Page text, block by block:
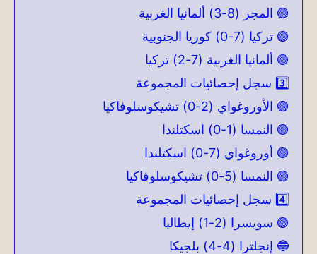
🟢 المجر (8-3) ألمانيا الغربية
🟢 تركيا (7-0) كوريا الجنوبية
🟢 ألمانيا الغربية (7-2) تركيا
3️⃣ سجل إحصائيات المجموعة
🟢 الأوروغواي (2-0) تشيكوسلوفاكيا
🟢 النمسا (1-0) اسكتلندا
🟢 أوروغواي (7-0) اسكتلندا
🟢 النمسا (5-0) تشيكوسلوفاكيا
4️⃣ سجل إحصائيات المجموعة
🟢 سويسرا (2-1) إيطاليا
🔵 إنجلترا (4-4) بلجيكا